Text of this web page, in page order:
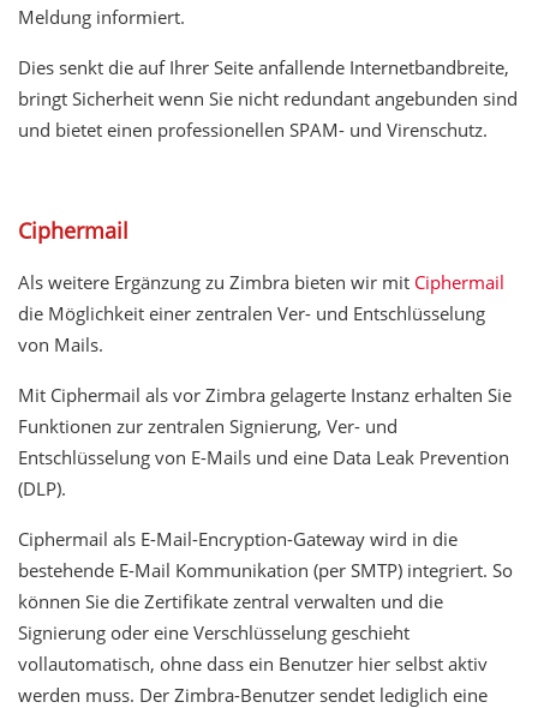
Meldung informiert.
Dies senkt die auf Ihrer Seite anfallende Internetbandbreite,
bringt Sicherheit wenn Sie nicht redundant angebunden sind
und bietet einen professionellen SPAM- und Virenschutz.
Ciphermail
Als weitere Ergänzung zu Zimbra bieten wir mit Ciphermail
die Möglichkeit einer zentralen Ver- und Entschlüsselung
von Mails.
Mit Ciphermail als vor Zimbra gelagerte Instanz erhalten Sie
Funktionen zur zentralen Signierung, Ver- und
Entschlüsselung von E-Mails und eine Data Leak Prevention
(DLP).
Ciphermail als E-Mail-Encryption-Gateway wird in die
bestehende E-Mail Kommunikation (per SMTP) integriert. So
können Sie die Zertifikate zentral verwalten und die
Signierung oder eine Verschlüsselung geschieht
vollautomatisch, ohne dass ein Benutzer hier selbst aktiv
werden muss. Der Zimbra-Benutzer sendet lediglich eine